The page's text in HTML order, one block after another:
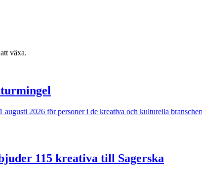
växa.
2026 för personer i de kreativa och kulturella
115 kreativa till Sagerska